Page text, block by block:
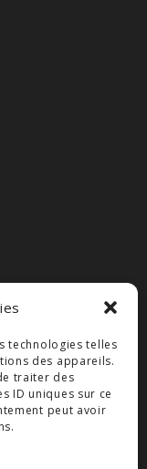
technologies telles
des appareils.
traiter des
ID uniques sur ce
peut avoir